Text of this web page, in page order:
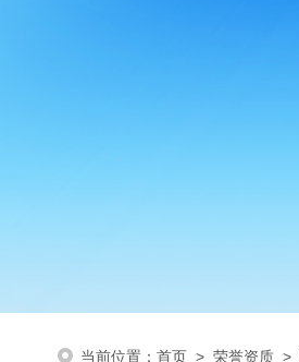
当前位置： 首页 > 荣誉资质 >